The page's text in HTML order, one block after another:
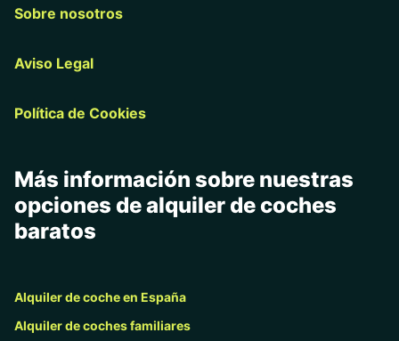
Sobre nosotros
Aviso Legal
Política de Cookies
Más información sobre nuestras
opciones de alquiler de coches
baratos
Alquiler de coche en España
Alquiler de coches familiares